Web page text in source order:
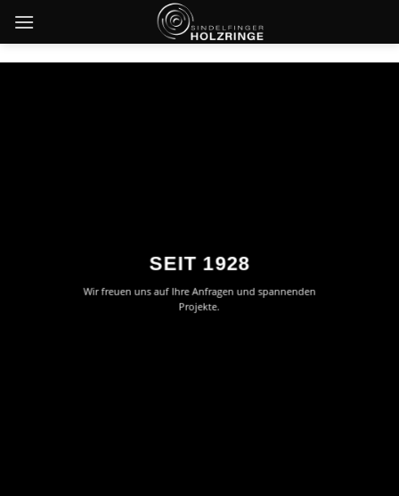
SEIT 1928
Wir freuen uns auf Ihre Anfragen und spannenden
Projekte.